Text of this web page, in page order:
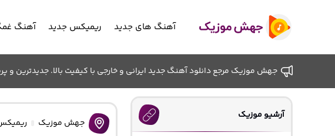
آهنگ های جدید ریمیکس جدید آهنگ
جهش موزیک مرجع دانلود آهنگ جدید ایرانی و خارجی با کیفیت بالا. جدیدترین و
جهش موزیک
آرشیو موزیک